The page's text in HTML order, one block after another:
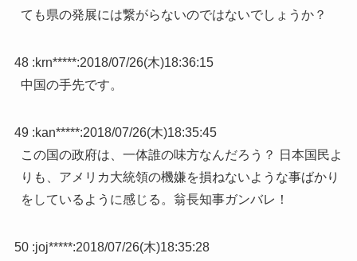
ても県の発展には繋がらないのではないでしょうか？
48 :krn*****:2018/07/26(木)18:36:15
中国の手先です。
49 :kan*****:2018/07/26(木)18:35:45
この国の政府は、一体誰の味方なんだろう？ 日本国民よ
りも、アメリカ大統領の機嫌を損ねないような事ばかり
をしているように感じる。翁長知事ガンバレ！
50 :joj*****:2018/07/26(木)18:35:28